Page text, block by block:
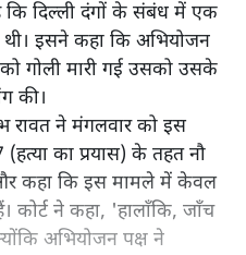
दिल्ली दंगों के संबंध में एक
इसने कहा कि अभियोजन
को गोली मारी गई उसको उसके
की।
रावत ने मंगलवार को इस
का प्रयास) के तहत नौ
कहा कि इस मामले में केवल
कोर्ट ने कहा, 'हालाँकि, जाँच
अभियोजन पक्ष ने